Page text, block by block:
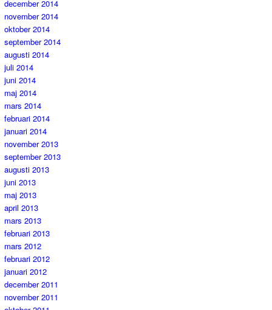
december 2014
november 2014
oktober 2014
september 2014
augusti 2014
juli 2014
juni 2014
maj 2014
mars 2014
februari 2014
januari 2014
november 2013
september 2013
augusti 2013
juni 2013
maj 2013
april 2013
mars 2013
februari 2013
mars 2012
februari 2012
januari 2012
december 2011
november 2011